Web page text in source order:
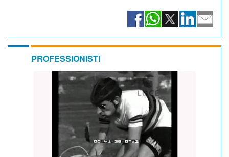
PROFESSIONISTI